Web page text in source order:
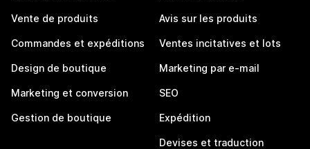
Vente de produits
Commandes et expéditions
Design de boutique
Marketing et conversion
Gestion de boutique
Avis sur les produits
Ventes incitatives et lots
Marketing par e-mail
SEO
Expédition
Devises et traduction